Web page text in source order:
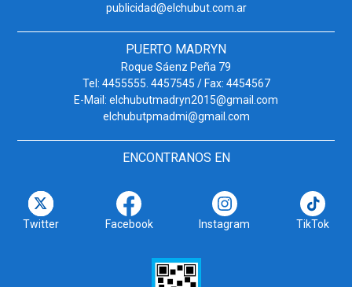
publicidad@elchubut.com.ar
PUERTO MADRYN
Roque Sáenz Peña 79
Tel: 4455555. 4457545 / Fax: 4454567
E-Mail: elchubutmadryn2015@gmail.com
elchubutpmadmi@gmail.com
ENCONTRANOS EN
Twitter Facebook Instagram TikTok